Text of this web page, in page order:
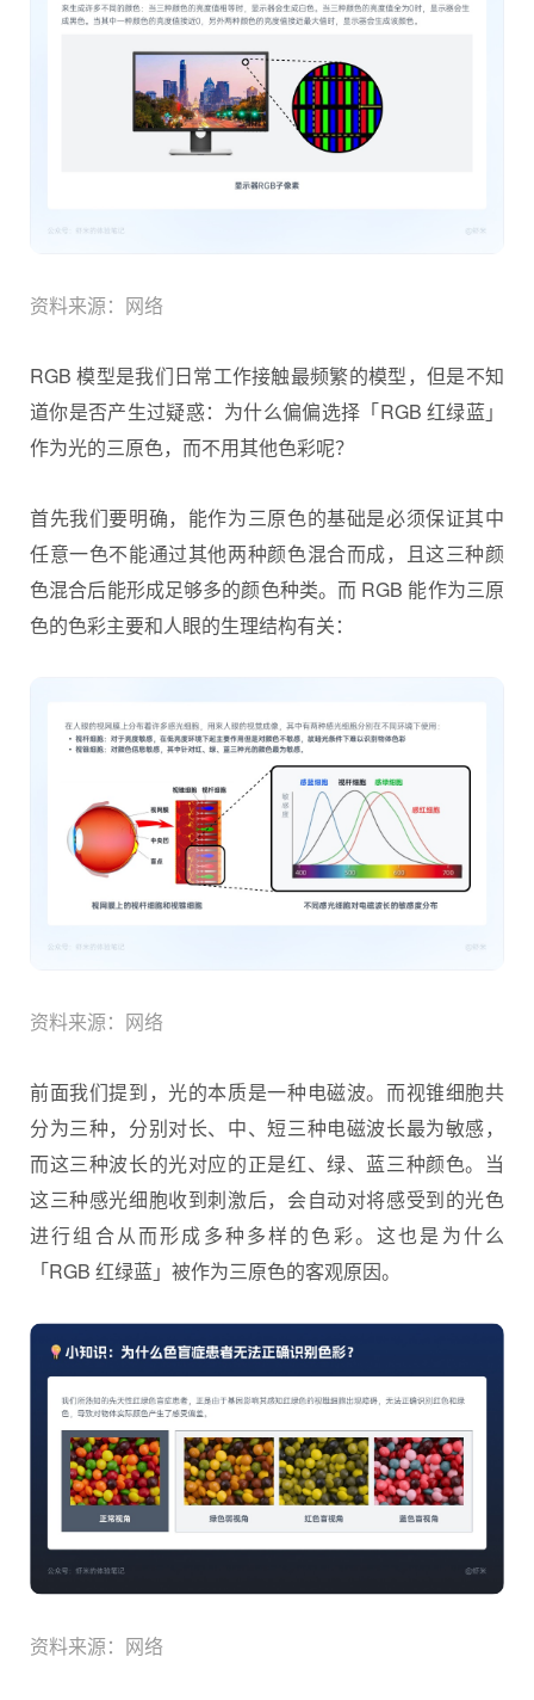
资料来源：网络
RGB 模型是我们日常工作接触最频繁的模型，但是不知
道你是否产生过疑惑：为什么偏偏选择「RGB 红绿蓝」
作为光的三原色，而不用其他色彩呢？
首先我们要明确，能作为三原色的基础是必须保证其中
任意一色不能通过其他两种颜色混合而成，且这三种颜
色混合后能形成足够多的颜色种类。而 RGB 能作为三原
色的色彩主要和人眼的生理结构有关：
资料来源：网络
前面我们提到，光的本质是一种电磁波。而视锥细胞共
分为三种，分别对长、中、短三种电磁波长最为敏感，
而这三种波长的光对应的正是红、绿、蓝三种颜色。当
这三种感光细胞收到刺激后，会自动对将感受到的光色
进行组合从而形成多种多样的色彩。这也是为什么
「RGB 红绿蓝」被作为三原色的客观原因。
资料来源：网络